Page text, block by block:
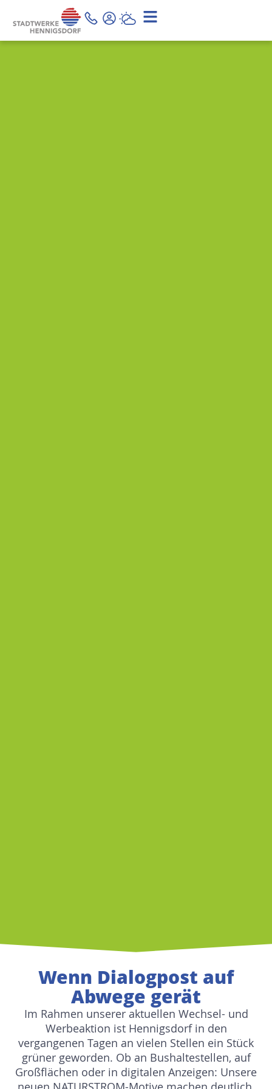
Wenn Dialogpost auf
Abwege gerät
Im Rahmen unserer aktuellen Wechsel- und
Werbeaktion ist Hennigsdorf in den
vergangenen Tagen an vielen Stellen ein Stück
grüner geworden. Ob an Bushaltestellen, auf
Großflächen oder in digitalen Anzeigen: Unsere